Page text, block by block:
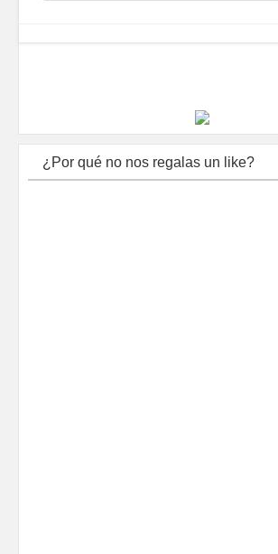
¿Por qué no nos regalas un like?